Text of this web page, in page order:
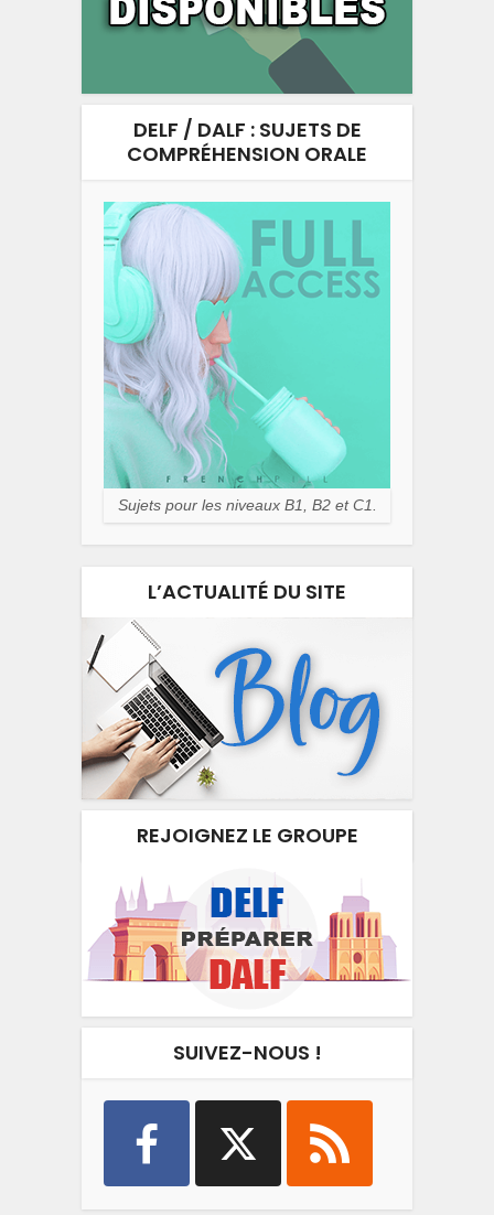
DELF / DALF : SUJETS DE
COMPRÉHENSION ORALE
Sujets pour les niveaux B1, B2 et C1.
L’ACTUALITÉ DU SITE
REJOIGNEZ LE GROUPE
SUIVEZ-NOUS !